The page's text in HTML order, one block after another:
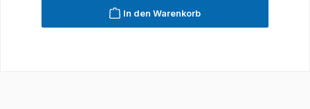
In den Warenkorb